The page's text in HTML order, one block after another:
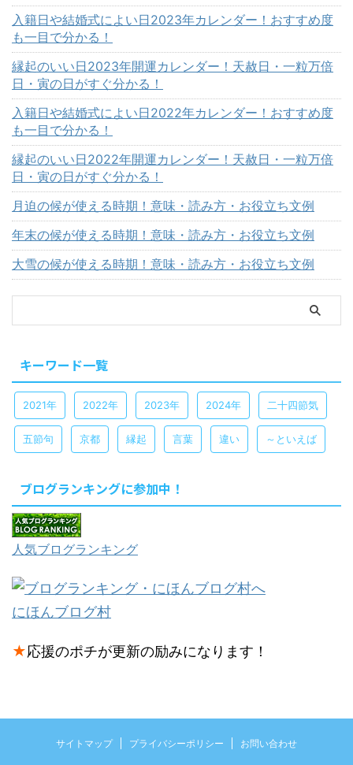
入籍日や結婚式によい日2023年カレンダー！おすすめ度
も一目で分かる！
縁起のいい日2023年開運カレンダー！天赦日・一粒万倍
日・寅の日がすぐ分かる！
入籍日や結婚式によい日2022年カレンダー！おすすめ度
も一目で分かる！
縁起のいい日2022年開運カレンダー！天赦日・一粒万倍
日・寅の日がすぐ分かる！
月迫の候が使える時期！意味・読み方・お役立ち文例
年末の候が使える時期！意味・読み方・お役立ち文例
大雪の候が使える時期！意味・読み方・お役立ち文例
キーワード一覧
2021年 2022年 2023年 2024年 二十四節気
五節句 京都 縁起 言葉 違い ～といえば
ブログランキングに参加中！
人気ブログランキング
にほんブログ村
★応援のポチが更新の励みになります！
サイトマップ プライバシーポリシー お問い合わせ